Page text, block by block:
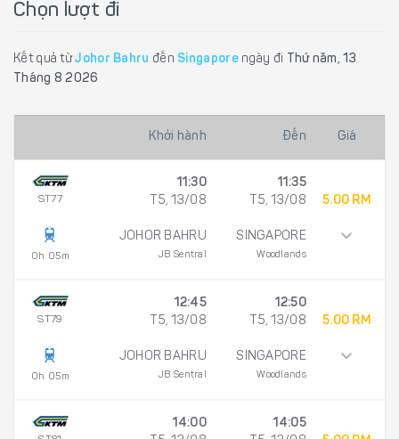
Chọn lượt đi
Kết quả từJohor Bahru đến Singaporengày đi
Thứ năm, 13
Tháng 8 2026
Khởi hành Đến Giá
ST77
0h 05m
11:30
T5, 13/08
JOHOR BAHRU
JB Sentral
11:35
T5, 13/08
SINGAPORE
Woodlands
5.00 RM
ST79
0h 05m
12:45
T5, 13/08
JOHOR BAHRU
JB Sentral
12:50
T5, 13/08
SINGAPORE
Woodlands
5.00 RM
14:00
14:05